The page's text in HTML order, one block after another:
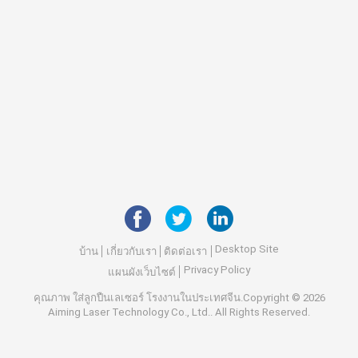
บ้าน เกี่ยวกับเรา ติดต่อเรา
Desktop Site
แผนผังเว็บไซต์
Privacy Policy
คุณภาพ ใส่ลูกปืนเลเซอร์โรงงานในประเทศจีน.Copyright © 2026
Aiming Laser Technology Co., Ltd.. All Rights Reserved.